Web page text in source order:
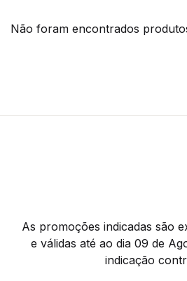
Não foram encontrados
As promoções indicadas são
e válidas até ao dia 09 de
indicação